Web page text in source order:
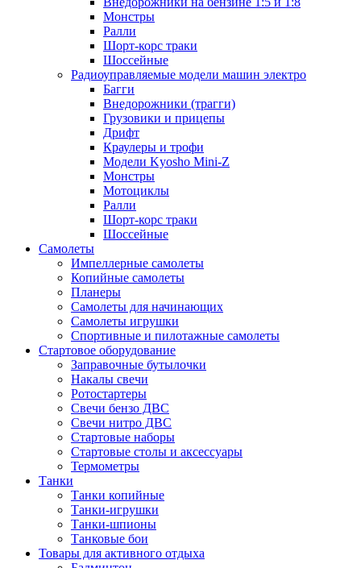
Монстры
Ралли
Шорт-корс траки
Шоссейные
Радиоуправляемые модели машин электро
Багги
Внедорожники (трагги)
Грузовики и прицепы
Дрифт
Краулеры и трофи
Модели Kyosho Mini-Z
Монстры
Мотоциклы
Ралли
Шорт-корс траки
Шоссейные
Самолеты
Импеллерные самолеты
Копийные самолеты
Планеры
Самолеты для начинающих
Самолеты игрушки
Спортивные и пилотажные самолеты
Стартовое оборудование
Заправочные бутылочки
Накалы свечи
Ротостартеры
Свечи бензо ДВС
Свечи нитро ДВС
Стартовые наборы
Стартовые столы и аксессуары
Термометры
Танки
Танки копийные
Танки-игрушки
Танки-шпионы
Танковые бои
Товары для активного отдыха